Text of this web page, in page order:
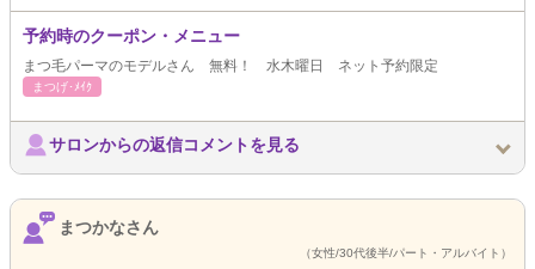
予約時のクーポン・メニュー
まつ毛パーマのモデルさん 無料！ 水木曜日 ネット予約限定
まつげ･ﾒｲｸ
サロンからの返信コメントを見る
まつかなさん
（女性/30代後半/パート・アルバイト）